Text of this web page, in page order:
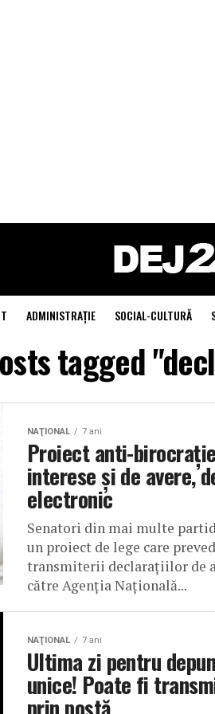
ADMINISTRAŢIE SOCIAL-CULTURĂ
tagged
NAŢIONAL 7 ani
Proiect anti-
interese şi de avere,
electronic
Senatori din mai multe
un proiect de lege care
transmiterii declaraţiilor de
către Agenţia Naţională...
NAŢIONAL 7 ani
Ultima zi pentru
unice! Poate fi
prin poştă